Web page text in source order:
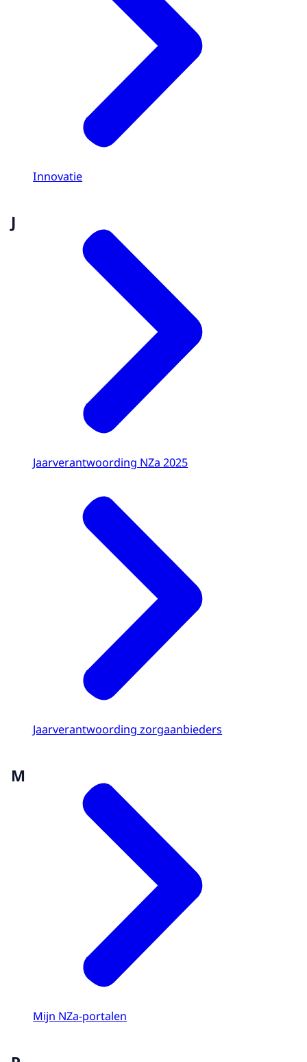
Innovatie
J
Jaarverantwoording NZa 2025
Jaarverantwoording zorgaanbieders
M
Mijn NZa-portalen